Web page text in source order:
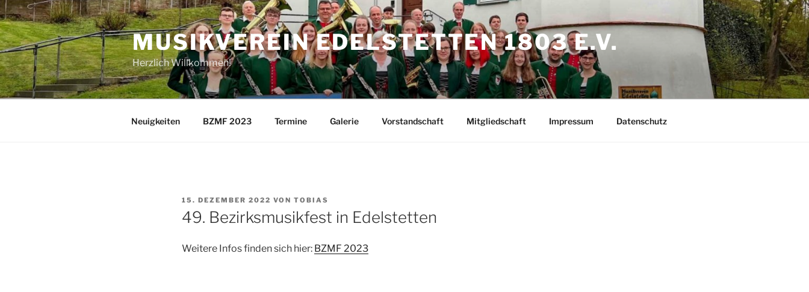
Zum
Inhalt
springen
MUSIKVEREIN EDELSTETTEN 1803 E.V.
Herzlich Willkommen!
Neuigkeiten BZMF 2023 Termine Galerie Vorstandschaft Mitgliedschaft Impressum Datenschutz
VERÖFFENTLICHT
AM
15. DEZEMBER 2022 VON TOBIAS
49. Bezirksmusikfest in Edelstetten
Weitere Infos finden sich hier: BZMF 2023